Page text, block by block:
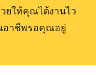
ยให้คุณได้งานไว
นอาชีพรอคุณอยู่